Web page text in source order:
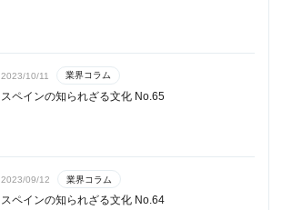
2023/10/11 業界コラム
スペインの知られざる文化 No.65
2023/09/12 業界コラム
スペインの知られざる文化 No.64